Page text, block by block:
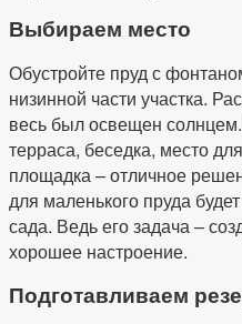
Выбираем место
Обустройте пруд с
низинной части участка.
весь был освещен
терраса, беседка, место
площадка – отличное
для маленького пруда
сада. Ведь его задача –
хорошее настроение.
Подготавливаем